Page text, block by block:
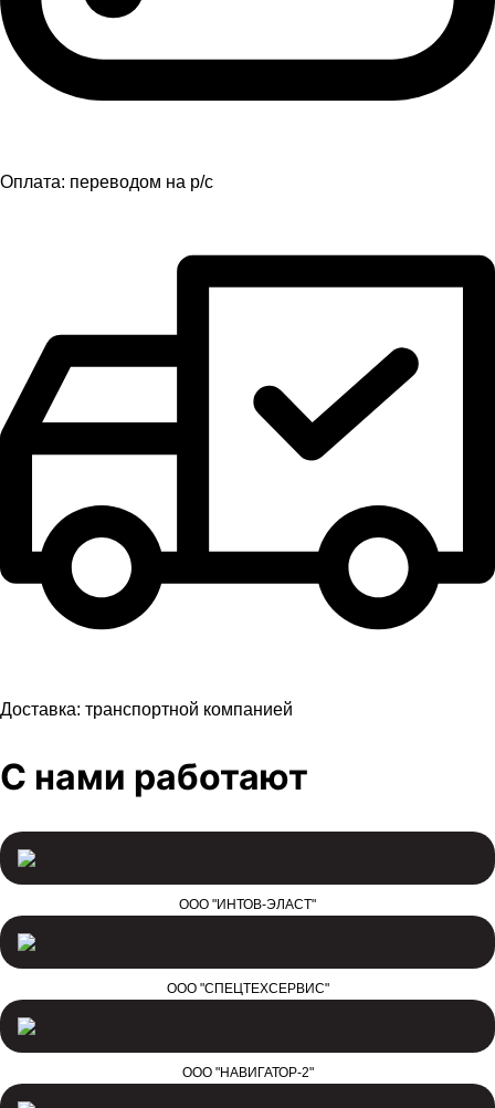
Оплата: переводом на р/с
Доставка: транспортной компанией
С нами работают
ООО "ИНТОВ-ЭЛАСТ"
ООО "СПЕЦТЕХСЕРВИС"
ООО "НАВИГАТОР-2"